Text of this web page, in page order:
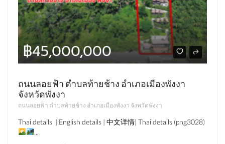
฿45,000,000
ถนนลอยฟ้า ตำบลท้ายช้าง อำเภอเมืองพังงา
จังหวัดพังงา
ถนนลอยฟ้า ตำบลท้ายช้าง อำเภอเมืองพังงา จังหวัดพังงา
Thai details | English details | 中文详情| Thai details (png3028)
...